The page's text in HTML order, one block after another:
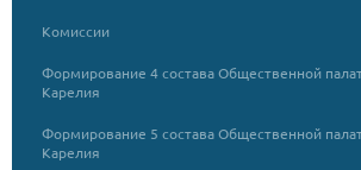
Комиссии
Формирование 4 состава Общественной
Карелия
Формирование 5 состава Общественной
Карелия